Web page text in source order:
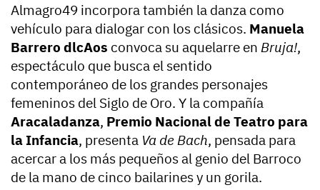
Almagro49 incorpora también la danza como
vehículo para dialogar con los clásicos. Manuela
Barrero dlcAos convoca su aquelarre en Bruja!,
espectáculo que busca el sentido
contemporáneo de los grandes personajes
femeninos del Siglo de Oro. Y la compañía
Aracaladanza, Premio Nacional de Teatro para
la Infancia, presenta Va de Bach, pensada para
acercar a los más pequeños al genio del Barroco
de la mano de cinco bailarines y un gorila.